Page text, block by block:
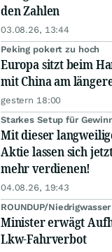
den Zahlen
03.08.26, 13:44
Peking pokert zu hoch
Europa sitzt beim
mit China am
gestern 18:00
Starkes Setup für
Mit dieser
Aktie lassen sich
mehr verdienen!
04.08.26, 19:43
ROUNDUP/Niedrigwasser
Minister erwägt
Lkw-Fahrverbot